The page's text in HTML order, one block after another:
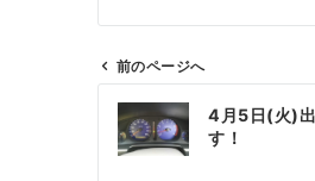
前のページへ
4月5日(火)
す！